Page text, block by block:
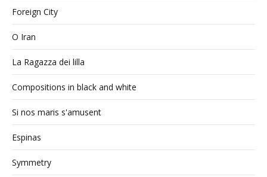
Foreign City
O Iran
La Ragazza dei lilla
Compositions in black and white
Si nos maris s'amusent
Espinas
Symmetry